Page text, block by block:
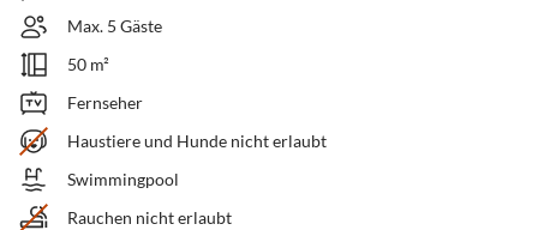
Max. 5 Gäste
50 m²
Fernseher
Haustiere und Hunde nicht erlaubt
Swimmingpool
Rauchen nicht erlaubt